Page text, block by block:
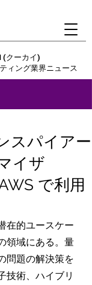
(クーカイ)
ィング業界ニュース
スパイアー
イザ
で利用
在的ユースケー
領域にある。量
問題の解決策を
技術、ハイブリ